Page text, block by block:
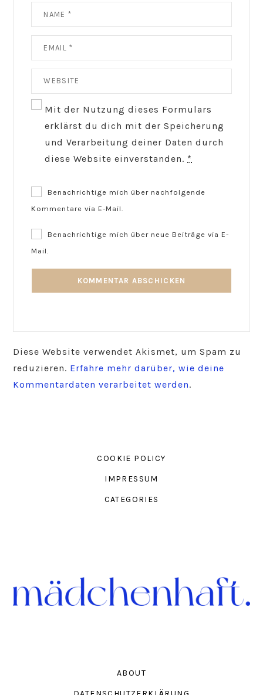
Mit der Nutzung dieses Formulars
erklärst du dich mit der Speicherung
und Verarbeitung deiner Daten durch
diese Website einverstanden. *
Benachrichtige mich über nachfolgende
Kommentare via E-Mail.
Benachrichtige mich über neue Beiträge via E-
Mail.
Diese Website verwendet Akismet, um Spam zu
reduzieren. Erfahre mehr darüber, wie deine
Kommentardaten verarbeitet werden.
COOKIE POLICY
IMPRESSUM
CATEGORIES
ABOUT